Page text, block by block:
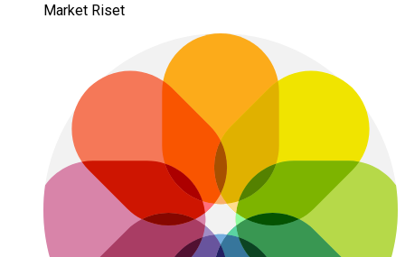
Market Riset